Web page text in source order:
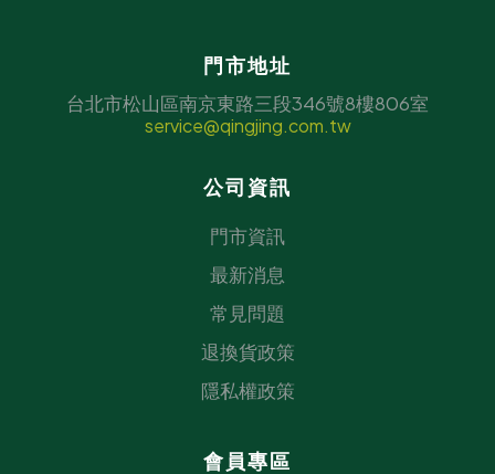
門市地址
台北市松山區南京東路三段346號8樓806室
service@qingjing.com.tw
公司資訊
門市資訊
最新消息
常見問題
退換貨政策
隱私權政策
會員專區